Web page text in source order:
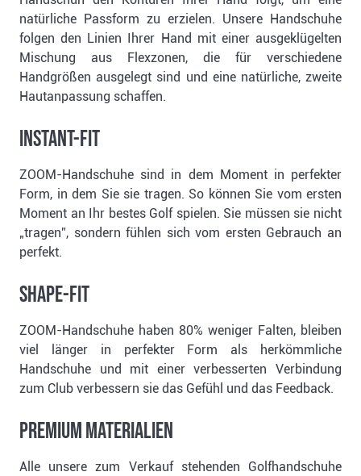
natürliche Passform zu erzielen. Unsere Handschuhe
folgen den Linien Ihrer Hand mit einer ausgeklügelten
Mischung aus Flexzonen, die für verschiedene
Handgrößen ausgelegt sind und eine natürliche, zweite
Hautanpassung schaffen.
INSTANT-FIT
ZOOM-Handschuhe sind in dem Moment in perfekter
Form, in dem Sie sie tragen. So können Sie vom ersten
Moment an Ihr bestes Golf spielen. Sie müssen sie nicht
„tragen”, sondern fühlen sich vom ersten Gebrauch an
perfekt.
SHAPE-FIT
ZOOM-Handschuhe haben 80% weniger Falten, bleiben
viel länger in perfekter Form als herkömmliche
Handschuhe und mit einer verbesserten Verbindung
zum Club verbessern sie das Gefühl und das Feedback.
PREMIUM MATERIALIEN
Alle unsere zum Verkauf stehenden Golfhandschuhe